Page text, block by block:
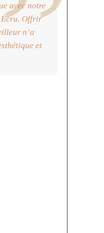
avec notre
Écru. Offrir
n’a
et